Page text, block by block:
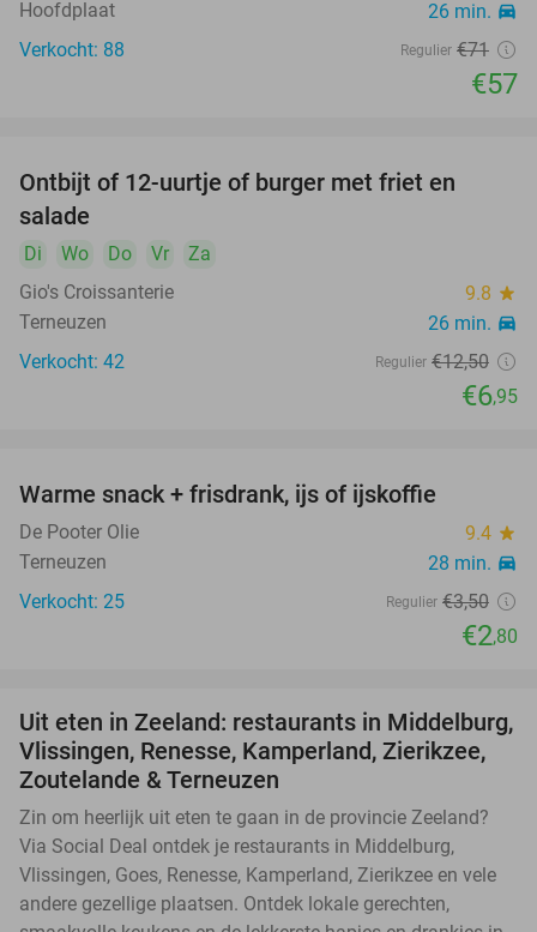
Hoofdplaat 26 min. directions_car
Verkocht: 88 Regulier €71
€57
Ontbijt of 12-uurtje of burger met friet en
salade
Di Wo Do Vr
Za
Gio's Croissanterie
9.8 star
Terneuzen 26 min. directions_car
Verkocht: 42 Regulier €12,50
€6,95
Warme snack + frisdrank, ijs of ijskoffie
De Pooter Olie 9.4 star
Terneuzen 28 min. directions_car
Verkocht: 25 Regulier €3,50
€2,80
Uit eten in Zeeland: restaurants in Middelburg,
Vlissingen, Renesse, Kamperland, Zierikzee,
Zoutelande & Terneuzen
Zin om heerlijk uit eten te gaan in de provincie Zeeland?
Via Social Deal ontdek je restaurants in Middelburg,
Vlissingen, Goes, Renesse, Kamperland, Zierikzee en vele
andere gezellige plaatsen. Ontdek lokale gerechten,